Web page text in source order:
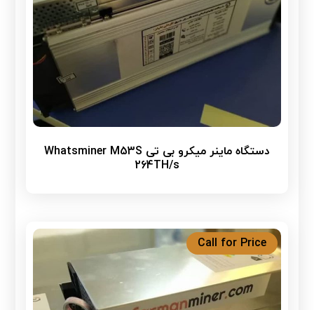
دستگاه ماینر میکرو بی تی Whatsminer M53S
264TH/s
Call for Price